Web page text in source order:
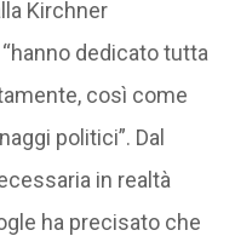
Kirchner
dedicato tutta
così come
politici”. Dal
in realtà
ha precisato che